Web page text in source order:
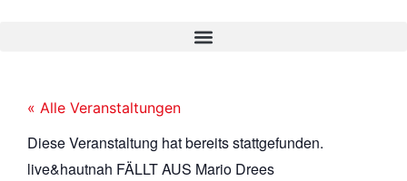
« Alle Veranstaltungen
Diese Veranstaltung hat bereits stattgefunden.
live&hautnah FÄLLT AUS Mario Drees